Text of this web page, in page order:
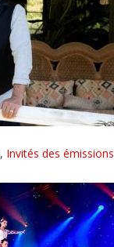
, Invités des émissions